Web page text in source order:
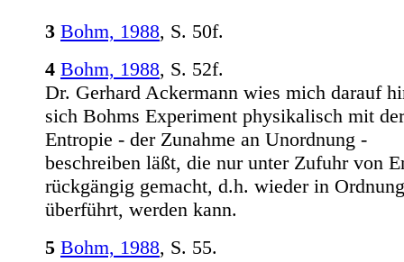
3 Bohm, 1988, S. 50f.
4 Bohm, 1988, S. 52f.
Dr. Gerhard Ackermann wies mich darauf
sich Bohms Experiment physikalisch mit der
Entropie - der Zunahme an Unordnung -
beschreiben läßt, die nur unter Zufuhr von
rückgängig gemacht, d.h. wieder in Ordnung
überführt, werden kann.
5 Bohm, 1988, S. 55.